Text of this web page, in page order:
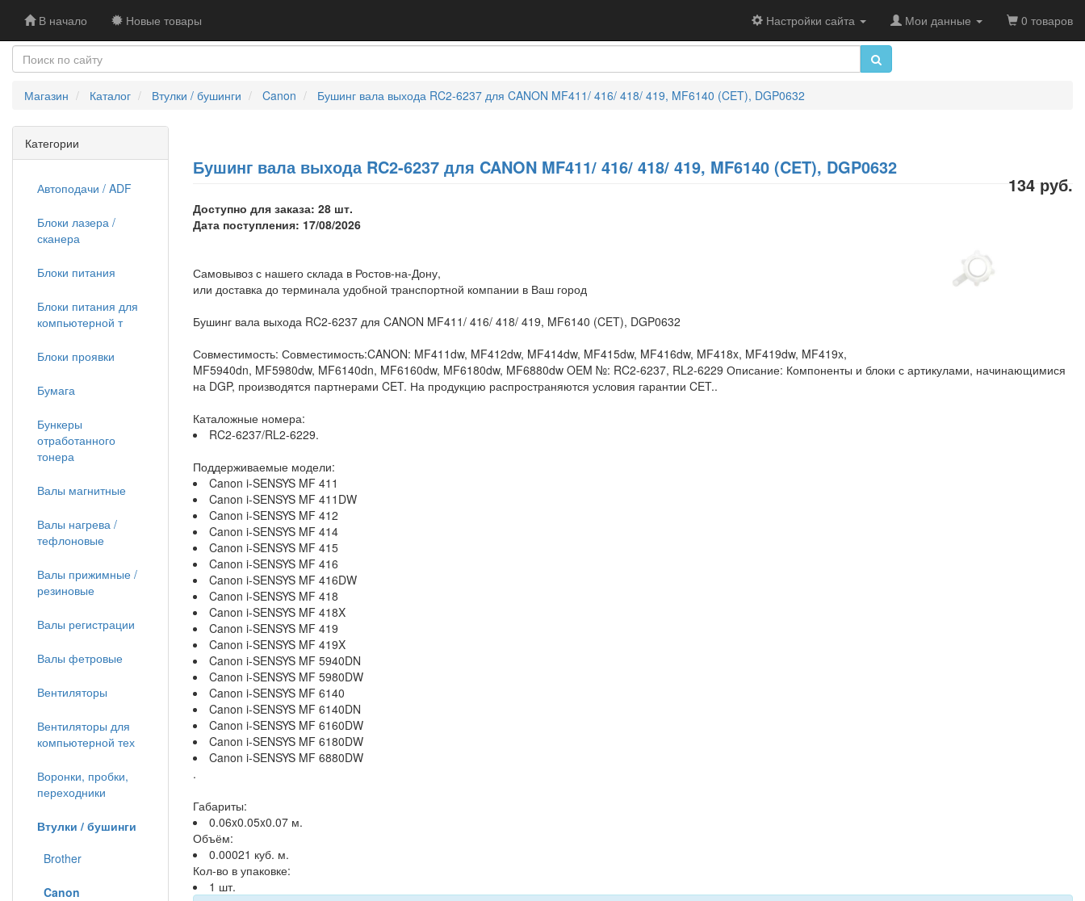
В начало Новые товары Настройки сайта Мои данные 0 товаров
Магазин Каталог Втулки / бушинги Canon Бушинг вала выхода RC2-6237 для CANON MF411/ 416/ 418/ 419, MF6140 (CET), DGP0632
Бушинг вала выхода RC2-6237 для CANON MF411/ 416/ 418/ 419, MF6140 (CET), DGP0632
134 руб.
Доступно для заказа: 28 шт.
Дата поступления: 17/08/2026
Самовывоз с нашего склада в Ростов-на-Дону,
или доставка до терминала удобной транспортной компании в Ваш город
Бушинг вала выхода RC2-6237 для CANON MF411/ 416/ 418/ 419, MF6140 (CET), DGP0632
Совместимость: Совместимость:CANON: MF411dw, MF412dw, MF414dw, MF415dw, MF416dw, MF418x, MF419dw, MF419x,
MF5940dn, MF5980dw, MF6140dn, MF6160dw, MF6180dw, MF6880dw OEM №: RC2-6237, RL2-6229 Описание: Компоненты и блоки с артикулами, начинающимися
на DGP, производятся партнерами CET. На продукцию распространяются условия гарантии CET..
Каталожные номера:
RC2-6237/RL2-6229.
Поддерживаемые модели:
Canon i-SENSYS MF 411
Canon i-SENSYS MF 411DW
Canon i-SENSYS MF 412
Canon i-SENSYS MF 414
Canon i-SENSYS MF 415
Canon i-SENSYS MF 416
Canon i-SENSYS MF 416DW
Canon i-SENSYS MF 418
Canon i-SENSYS MF 418X
Canon i-SENSYS MF 419
Canon i-SENSYS MF 419X
Canon i-SENSYS MF 5940DN
Canon i-SENSYS MF 5980DW
Canon i-SENSYS MF 6140
Canon i-SENSYS MF 6140DN
Canon i-SENSYS MF 6160DW
Canon i-SENSYS MF 6180DW
Canon i-SENSYS MF 6880DW
.
Габариты:
0.06x0.05x0.07 м.
Объём:
0.00021 куб. м.
Кол-во в упаковке:
1 шт.
Категории
Автоподачи / ADF
Блоки лазера /
сканера
Блоки питания
Блоки питания для
компьютерной т
Блоки проявки
Бумага
Бункеры
отработанного
тонера
Валы магнитные
Валы нагрева /
тефлоновые
Валы прижимные /
резиновые
Валы регистрации
Валы фетровые
Вентиляторы
Вентиляторы для
компьютерной тех
Воронки, пробки,
переходники
Втулки / бушинги
Brother
Canon